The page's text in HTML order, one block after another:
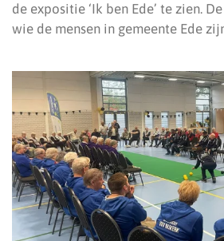
de expositie ‘Ik ben Ede’ te zien.
wie de mensen in gemeente Ede